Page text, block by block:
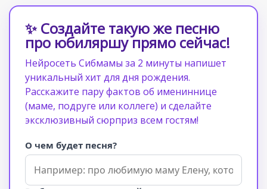
✨ Создайте такую же песню
про юбиляршу прямо сейчас!
Нейросеть Сибмамы за 2 минуты напишет
уникальный хит для дня рождения.
Расскажите пару фактов об имениннице
(маме, подруге или коллеге) и сделайте
эксклюзивный сюрприз всем гостям!
О чем будет песня?